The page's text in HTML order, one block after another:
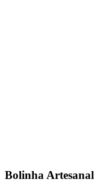
Bolinha Artesanal